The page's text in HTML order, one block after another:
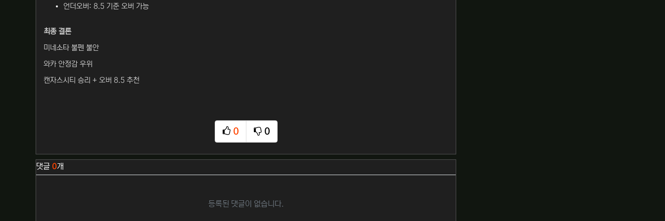
언더오버: 8.5 기준 오버 가능
최종 결론
미네소타 불펜 불안
와카 안정감 우위
캔자스시티 승리 + 오버 8.5 추천
0
추천
0
비추천
관련자료
댓글 0개
등록된 댓글이 없습니다.